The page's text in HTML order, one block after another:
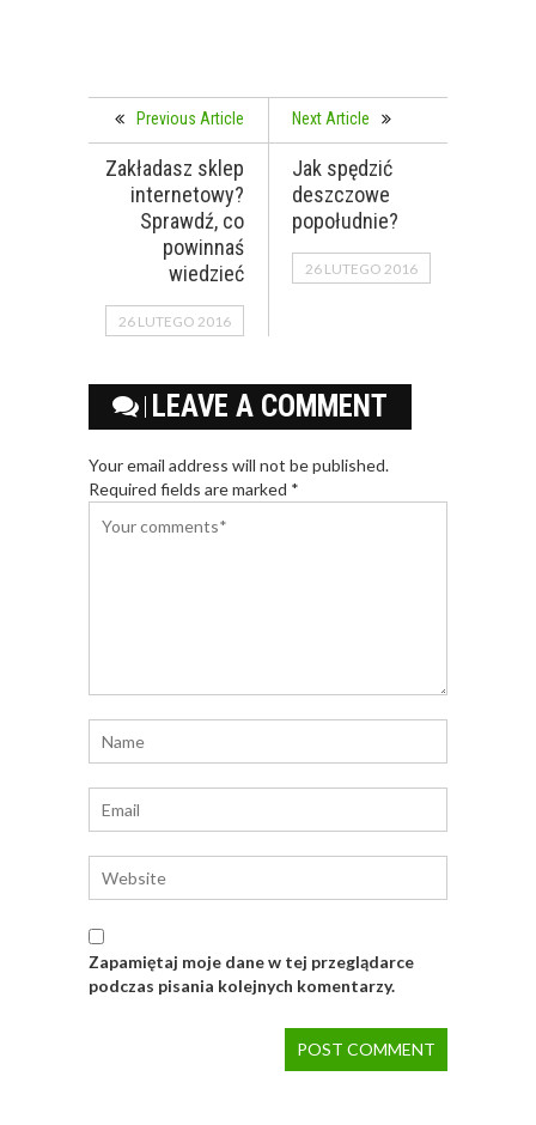
Previous Article
Zakładasz sklep
internetowy?
Sprawdź, co
powinnaś
wiedzieć
26 LUTEGO 2016
Next Article
Jak spędzić
deszczowe
popołudnie?
26 LUTEGO 2016
LEAVE A COMMENT
Your email address will not be published.
Required fields are marked *
Zapamiętaj moje dane w tej przeglądarce
podczas pisania kolejnych komentarzy.